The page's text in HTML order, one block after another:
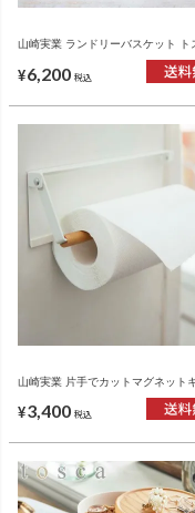
山崎実業 ランドリーバスケット ト
tosca | インテリア雑貨・トスカシ
¥6,200 税込
山崎実業 片手でカットマグネット
貨・トスカシリーズ
¥3,400 税込